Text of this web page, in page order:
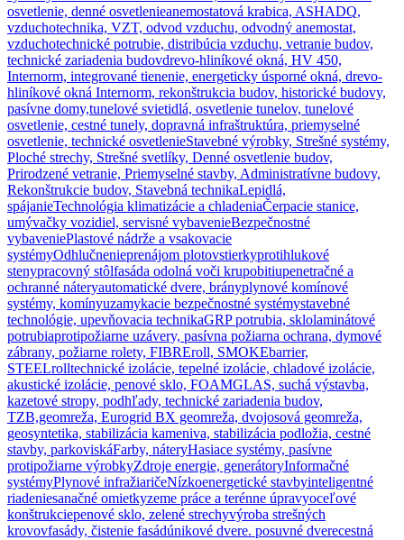
osvetlenie, denné osvetlenieanemostatová krabica, ASHADQ,
vzduchotechnika, VZT, odvod vzduchu, odvodný anemostat,
vzduchotechnické potrubie, distribúcia vzduchu, vetranie budov,
technické zariadenia budovdrevo-hliníkové okná, HV 450,
Internorm, integrované tienenie, energeticky úsporné okná, drevo-
hliníkové okná Internorm, rekonštrukcia budov, historické budovy,
pasívne domy,tunelové svietidlá, osvetlenie tunelov, tunelové
osvetlenie, cestné tunely, dopravná infraštruktúra, priemyselné
osvetlenie, technické osvetlenieStavebné výrobky, Strešné systémy,
Ploché strechy, Strešné svetlíky, Denné osvetlenie budov,
Prirodzené vetranie, Priemyselné stavby, Administratívne budovy,
Rekonštrukcie budov, Stavebná technikaLepidlá,
spájanieTechnológia klimatizácie a chladeniaČerpacie stanice,
umývačky vozidiel, servisné vybavenieBezpečnostné
vybaveniePlastové nádrže a vsakovacie
systémyOdhlučnenieprenájom plotovstierkyprotihlukové
stenypracovný stôlfasáda odolná voči krupobitiupenetračné a
ochranné náteryautomatické dvere, brányplynové komínové
systémy, komínyuzamykacie bezpečnostné systémystavebné
technológie, upevňovacia technikaGRP potrubia, sklolaminátové
potrubiaprotipožiarne uzávery, pasívna požiarna ochrana, dymové
zábrany, požiarne rolety, FIBREroll, SMOKEbarrier,
STEELrolltechnické izolácie, tepelné izolácie, chladové izolácie,
akustické izolácie, penové sklo, FOAMGLAS, suchá výstavba,
kazetové stropy, podhľady, technické zariadenia budov,
TZB,geomreža, Eurogrid BX geomreža, dvojosová geomreža,
geosyntetika, stabilizácia kameniva, stabilizácia podložia, cestné
stavby, parkoviskáFarby, náteryHasiace systémy, pasívne
protipožiarne výrobkyZdroje energie, generátoryInformačné
systémyPlynové infražiaričeNízkoenergetické stavbyinteligentné
riadeniesanačné omietkyzeme práce a terénne úpravyoceľové
konštrukciepenové sklo, zelené strechyvýroba strešných
krovovfasády, čistenie fasádúnikové dvere. posuvné dverecestná